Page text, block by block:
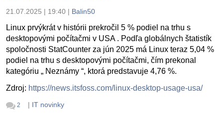
21.07.2025 | 19:40 | Balin50
Linux prvýkrát v histórii prekročil 5 % podiel na trhu s
desktopovými počítačmi v USA . Podľa globálnych štatistík
spoločnosti StatCounter za jún 2025 má Linux teraz 5,04 %
podiel na trhu s desktopovými počítačmi, čím prekonal
kategóriu „ Neznámy “, ktorá predstavuje 4,76 %.
Zdroj: https://news.itsfoss.com/linux-desktop-usage-usa/
2 | IT novinky